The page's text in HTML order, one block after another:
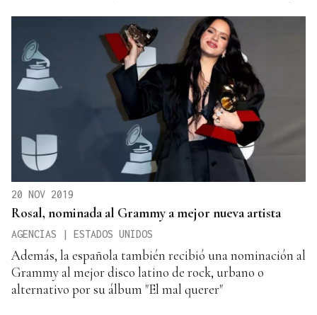
20 NOV 2019
Rosal, nominada al Grammy a mejor nueva artista
AGENCIAS | ESTADOS UNIDOS
Además, la española también recibió una nominación al
Grammy al mejor disco latino de rock, urbano o
alternativo por su álbum "El mal querer"